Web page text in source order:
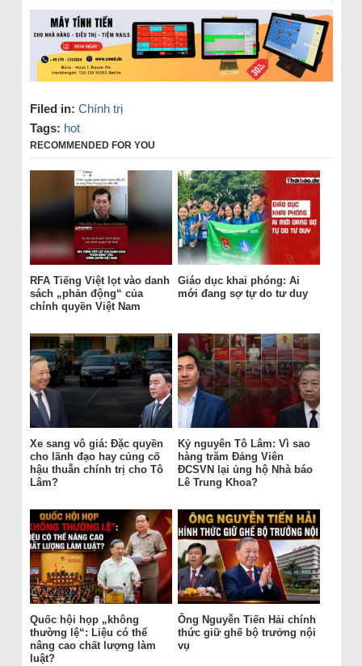
Filed in: Chính trị
Tags: hot
RECOMMENDED FOR YOU
RFA Tiếng Việt lọt vào danh
sách „phản động“ của
chính quyền Việt Nam
Giáo dục khai phóng: Ai
mới đang sợ tự do tư duy
Xe sang vô giá: Đặc quyền
cho lãnh đạo hay củng cố
hậu thuẫn chính trị cho Tô
Lâm?
Kỷ nguyên Tô Lâm: Vì sao
hàng trăm Đảng Viên
ĐCSVN lại ủng hộ Nhà báo
Lê Trung Khoa?
Quốc hội họp „không
thường lệ“: Liệu có thể
nâng cao chất lượng làm
luật?
Ông Nguyễn Tiến Hải chính
thức giữ ghế bộ trưởng nội
vụ